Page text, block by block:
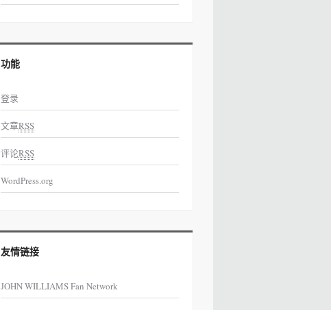
功能
登录
文章RSS
评论RSS
WordPress.org
友情链接
JOHN WILLIAMS Fan Network